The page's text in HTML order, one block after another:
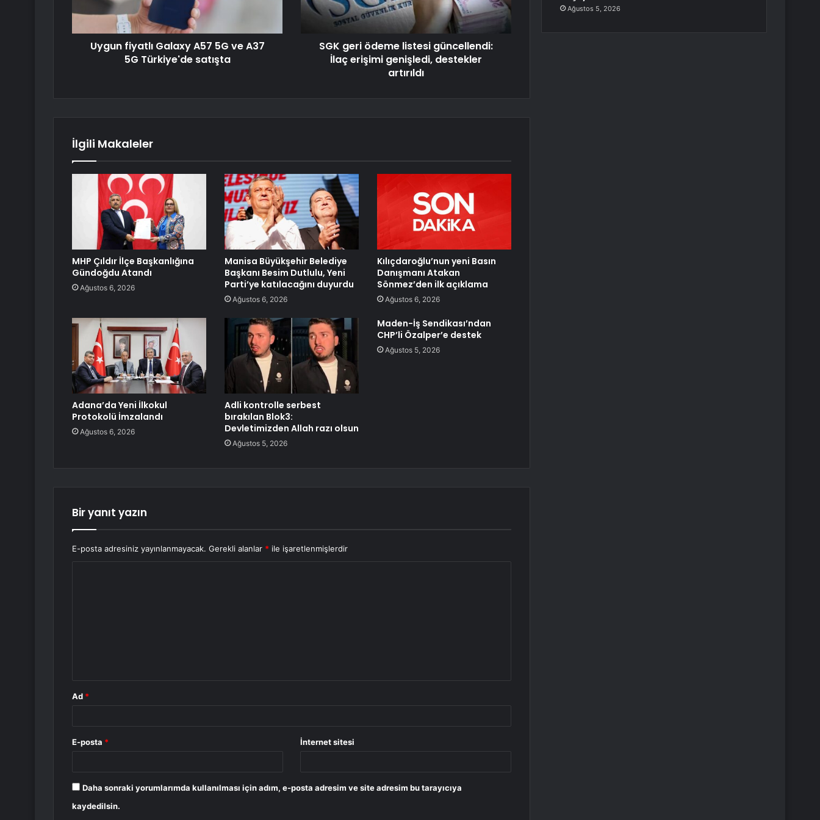
Uygun fiyatlı Galaxy A57 5G ve A37
5G Türkiye'de satışta
SGK geri ödeme listesi güncellendi:
İlaç erişimi genişledi, destekler
artırıldı
İlgili Makaleler
MHP Çıldır İlçe Başkanlığına
Gündoğdu Atandı
Ağustos 6, 2026
Manisa Büyükşehir Belediye
Başkanı Besim Dutlulu, Yeni
Parti’ye katılacağını duyurdu
Ağustos 6, 2026
Kılıçdaroğlu’nun yeni Basın
Danışmanı Atakan
Sönmez’den ilk açıklama
Ağustos 6, 2026
Adana’da Yeni İlkokul
Protokolü İmzalandı
Ağustos 6, 2026
Adli kontrolle serbest
bırakılan Blok3:
Devletimizden Allah razı olsun
Ağustos 5, 2026
Maden-İş Sendikası’ndan
CHP’li Özalper’e destek
Ağustos 5, 2026
Bir yanıt yazın
E-posta adresiniz yayınlanmayacak. Gerekli alanlar * ile işaretlenmişlerdir
Ad *
E-posta * İnternet sitesi
Daha sonraki yorumlarımda kullanılması için adım, e-posta adresim ve site adresim bu tarayıcıya
kaydedilsin.
Ağustos 5, 2026